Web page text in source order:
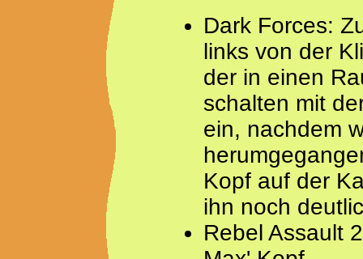
Dark Forces:
links von der
der in einen
schalten mit
ein, nachdem
Kopf auf der
ihn noch
Rebel Assault